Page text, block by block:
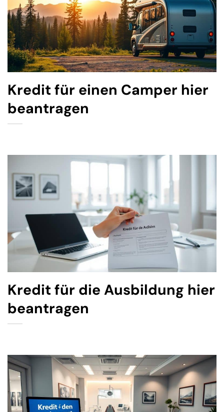
Kredit für einen Camper hier
beantragen
Kredit für die Ausbildung hier
beantragen